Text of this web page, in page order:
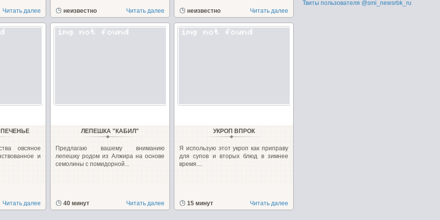
Читать далее неизвестно Читать далее неизвестно Читать далее
овсяное
и
Читать далее
ЛЕПЕШКА "КАБИЛ"
Предлагаю вашему вниманию
лепешку родом из Алжира на основе
семолины с помидорной...
40 минут Читать далее
УКРОП ВПРОК
Я использую этот укроп как приправу
для супов и вторых блюд в зимнее
время....
15 минут Читать далее
Твиты пользователя @smi_newsrbk_ru